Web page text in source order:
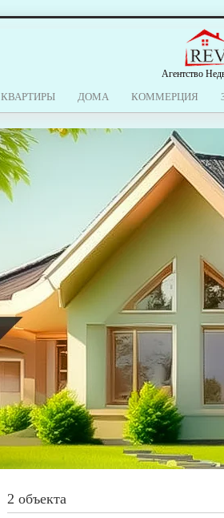
Агентство
КВАРТИРЫ ДОМА КОММЕРЦИЯ
2 объекта